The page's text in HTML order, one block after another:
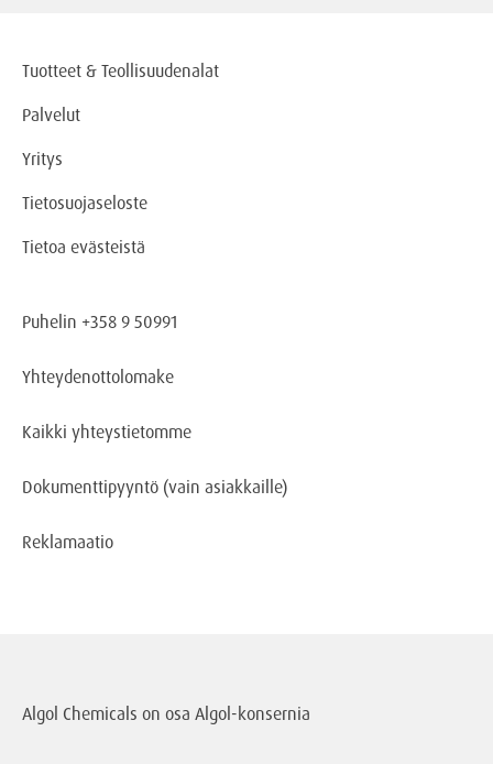
Tuotteet & Teollisuudenalat
Palvelut
Yritys
Tietosuojaseloste
Tietoa evästeistä
Puhelin +358 9 50991
Yhteydenottolomake
Kaikki yhteystietomme
Dokumenttipyyntö (vain asiakkaille)
Reklamaatio
Algol Chemicals on osa Algol-konsernia